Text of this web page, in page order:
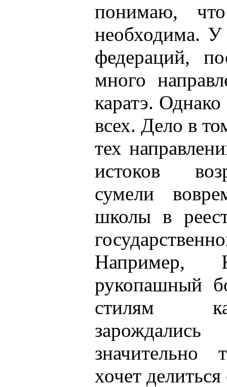
понимаю,
необходима. У
федераций,
много
каратэ.
всех. Дело в
тех
истоков
сумели
школы в
Например,
рукопашный
стилям
значительно
хочет